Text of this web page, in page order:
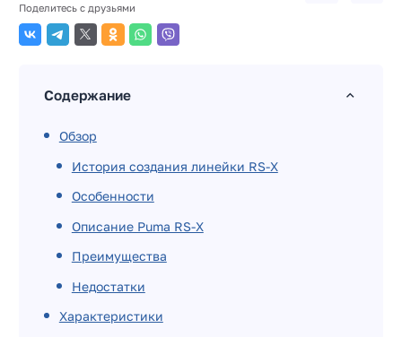
Поделитесь с друзьями
Содержание
Обзор
История создания линейки RS-X
Особенности
Описание Puma RS-X
Преимущества
Недостатки
Характеристики